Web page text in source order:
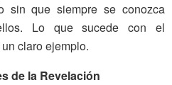
sin que siempre se conozca
Lo que sucede con el
claro ejemplo.
de la Revelación